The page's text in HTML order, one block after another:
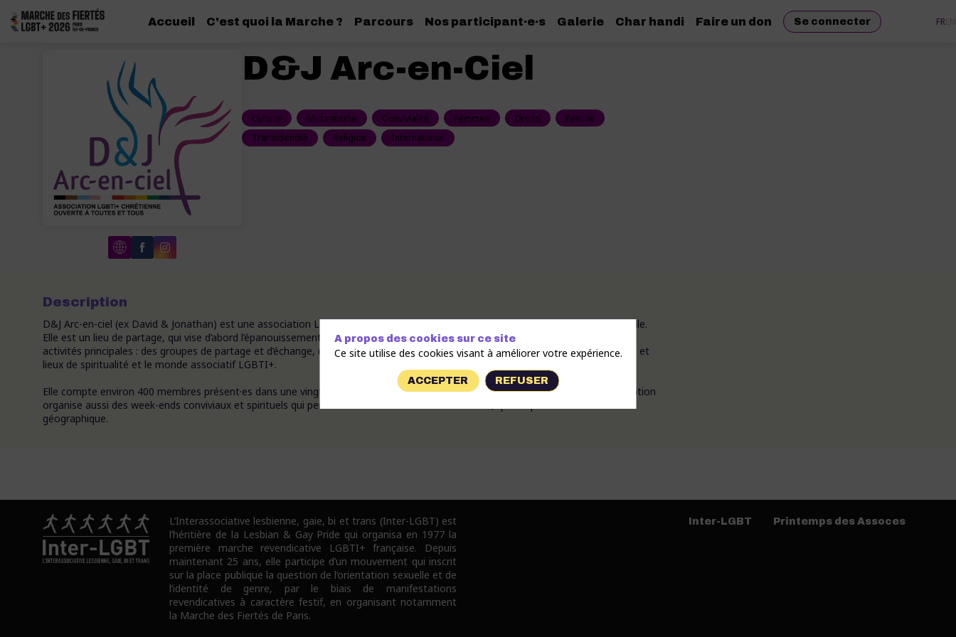
Accueil C'est quoi la Marche ? Parcours Nos participant·e·s Galerie Char handi Faire un don Se connecter FR
D&J Arc-en-Ciel
Culture Militantisme Convivialité Femmes Droits
Famille
Transidentité
Religion International
Description
D&J Arc-en-ciel (ex David & Jonathan) est une association LGBTI+ chrétienne, ouverte à tous les parcours de recherche spirituelle.
Elle est un lieu de partage, qui vise d’abord l’épanouissement personnel et spirituel de chacun·e. Elle se structure autour de 3
activités principales : des groupes de partage et d’échange, des temps spirituels, et un engagement à l’interface entre les Eglises et
lieux de spiritualité et le monde associatif LGBTI+.
Elle compte environ 400 membres présent·es dans une vingtaine de groupes locaux, dont environ un quart de femmes. L’association
organise aussi des week-ends conviviaux et spirituels qui permettent de réunir tous les membres, quelle que soit leur situation
géographique.
L’Interassociative lesbienne, gaie, bi et trans (Inter-LGBT) est
l’héritière de la Lesbian & Gay Pride qui organisa en 1977 la
première marche revendicative LGBTI+ française. Depuis
maintenant 25 ans, elle participe d’un mouvement qui inscrit
sur la place publique la question de l’orientation sexuelle et de
l’identité de genre, par le biais de manifestations
revendicatives à caractère festif, en organisant notamment
la Marche des Fiertés de Paris.
Inter-LGBT Printemps des Assoces
A propos des cookies sur ce site
Ce site utilise des cookies visant à améliorer votre expérience.
ACCEPTER REFUSER